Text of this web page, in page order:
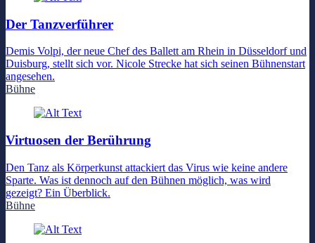
Der Tanzverführer
Demis Volpi, der neue Chef des Ballett am Rhein in Düsseldorf und
Duisburg, stellt sich vor. Nicole Strecke hat sich seinen Bühnenstart
angesehen.
Bühne
Virtuosen der Berührung
Den Tanz als Körperkunst attackiert das Virus wie keine andere
Sparte. Was ist dennoch auf den Bühnen möglich, was wird
gezeigt? Ein Überblick.
Bühne